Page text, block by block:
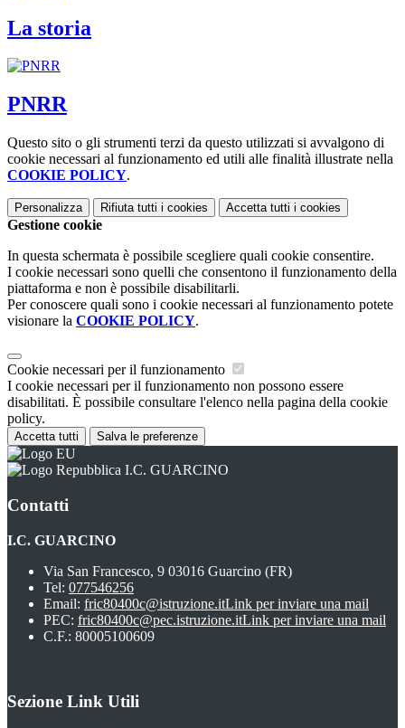
La storia
PNRR
Questo sito o gli strumenti terzi da questo utilizzati si avvalgono di
cookie necessari al funzionamento ed utili alle finalità illustrate nella
COOKIE POLICY.
Personalizza Rifiuta tutti i cookies Accetta tutti i cookies
Gestione cookie
In questa schermata è possibile scegliere quali cookie consentire.
I cookie necessari sono quelli che consentono il funzionamento della
piattaforma e non è possibile disabilitarli.
Per conoscere quali sono i cookie necessari al funzionamento potete
visionare la COOKIE POLICY.
Cookie necessari per il funzionamento
I cookie necessari per il funzionamento non possono essere
disabilitati. È possibile consultare l'elenco nella pagina della cookie
policy.
Accetta tutti Salva le preferenze
I.C. GUARCINO
Contatti
I.C. GUARCINO
Via San Francesco, 9 03016 Guarcino (FR)
Tel: 077546256
Email: fric80400c@istruzione.itLink per inviare una mail
PEC: fric80400c@pec.istruzione.itLink per inviare una mail
C.F.: 80005100609
Sezione Link Utili